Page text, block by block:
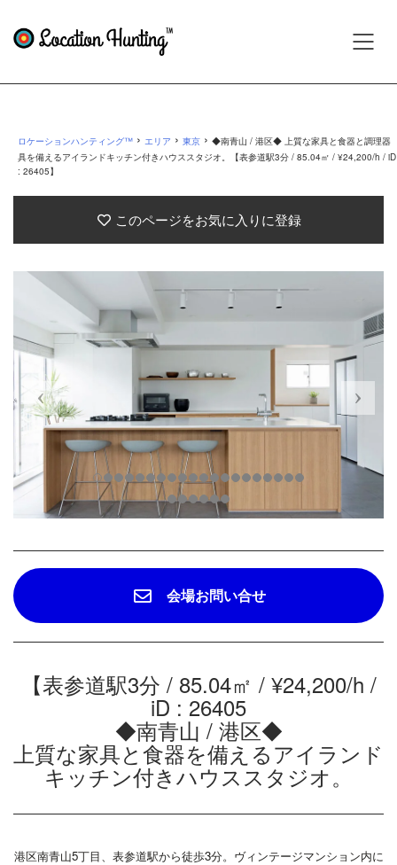
ロケーションハンティング™ › エリア › 東京 › ◆南青山 / 港区◆ 上質な家具と食器と調理器
具を備えるアイランドキッチン付きハウススタジオ。【表参道駅3分 / 85.04㎡ / ¥24,200/h / iD
: 26405】
このページをお気に入りに登録
会場お問い合せ
【表参道駅3分 / 85.04㎡ / ¥24,200/h /
iD : 26405
◆南青山 / 港区◆
上質な家具と食器を備えるアイランド
キッチン付きハウススタジオ。
港区南青山5丁目、表参道駅から徒歩3分。ヴィンテージマンション内に